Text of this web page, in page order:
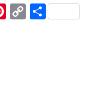
Pi C S